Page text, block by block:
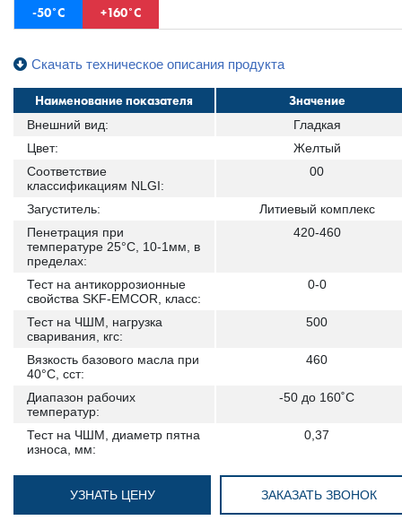
-50˚С +160˚С
Скачать техническое описания продукта
Наименование показателя Значение
Внешний вид:
Гладкая
Цвет:
Желтый
Соответствие
классификациям NLGI:
00
Загуститель:
Литиевый комплекс
Пенетрация при
температуре 25°С, 10-1мм, в
пределах:
420-460
Тест на антикоррозионные
свойства SKF-EMCOR, класс:
0-0
Тест на ЧШМ, нагрузка
сваривания, кгс:
500
Вязкость базового масла при
40°C, сст:
460
Диапазон рабочих
температур:
-50 до 160˚С
Тест на ЧШМ, диаметр пятна
износа, мм:
0,37
УЗНАТЬ ЦЕНУ ЗАКАЗАТЬ ЗВОНОК